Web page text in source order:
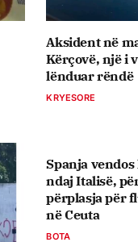
Aksident në
Kërçovë, një i
lënduar rëndë
KRYESORE
Spanja
ndaj Italisë,
përplasja për
në Ceuta
BOTA